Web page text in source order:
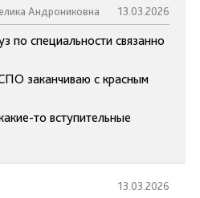
Андрониковна 13.03.2026
по специальности связанно
заканчиваю с красным
то вступительные
13.03.2026